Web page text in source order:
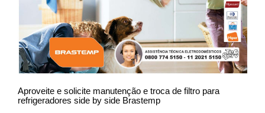
Aproveite e solicite manutenção e troca de filtro para
refrigeradores side by side Brastemp